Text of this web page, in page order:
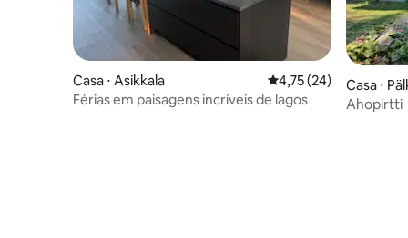
Casa ⋅ Asikkala 4,75 de uma
4,75 (24)
Férias em paisagens incríveis de lagos
Casa ⋅
Ahopirtti